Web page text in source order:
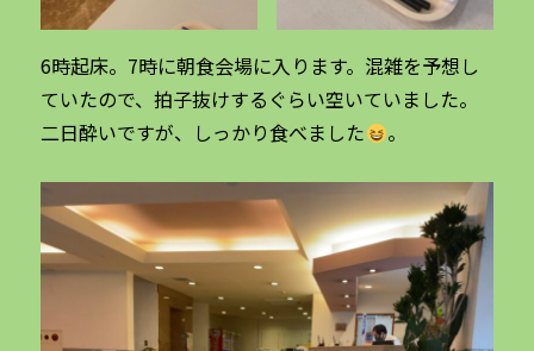
6時起床。7時に朝食会場に入ります。混雑を予想し
ていたので、拍子抜けするぐらい空いていました。
二日酔いですが、しっかり食べました
。